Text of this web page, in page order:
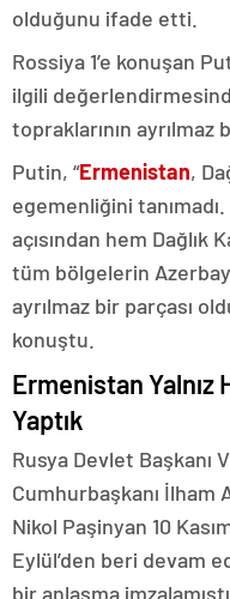
olduğunu ifade etti.
Rossiya 1’e konuşan
ilgili
topraklarının ayrılmaz
Putin, “Ermenistan,
egemenliğini
açısından hem Dağlık
tüm bölgelerin
ayrılmaz bir parçası
konuştu.
Ermenistan Yalnız
Yaptık
Rusya Devlet Başkanı
Cumhurbaşkanı İlham
Nikol Paşinyan 10
Eylül’den beri devam
bir anlaşma imzalamıştı.